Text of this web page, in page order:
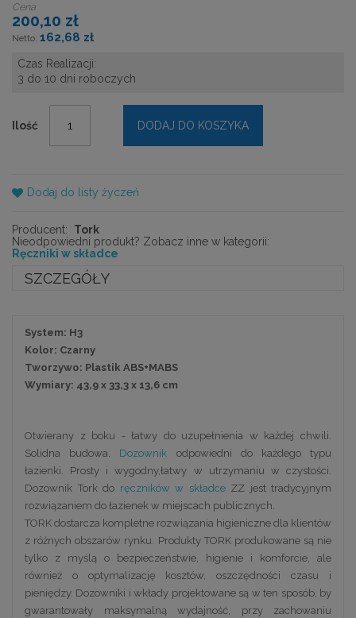
Cena
200,10 zł
162,68 zł
Czas Realizacji:
3 do 10 dni roboczych
Ilość DODAJ DO KOSZYKA
Dodaj do listy życzeń
Producent:
Tork
Nieodpowiedni produkt? Zobacz inne w kategorii:
Ręczniki w składce
SZCZEGÓŁY
System: H3
Kolor: Czarny
Tworzywo: Plastik ABS+MABS
Wymiary: 43,9 x 33,3 x 13,6 cm
Otwierany z boku - łatwy do uzupełnienia w każdej chwili.
Solidna budowa. Dozownik odpowiedni do każdego typu
łazienki. Prosty i wygodny,łatwy w utrzymaniu w czystości.
Dozownik Tork do ręczników w składceZZ jest tradycyjnym
rozwiązaniem do łazienek w miejscach publicznych.
TORK dostarcza kompletne rozwiązania higieniczne dla klientów
z różnych obszarów rynku. Produkty TORK produkowane są nie
tylko z myślą o bezpieczeństwie, higienie i komforcie, ale
również o optymalizację kosztów, oszczędności czasu i
pieniędzy. Dozowniki i wkłady projektowane są w ten sposób, by
gwarantowały maksymalną wydajność, przy zachowaniu